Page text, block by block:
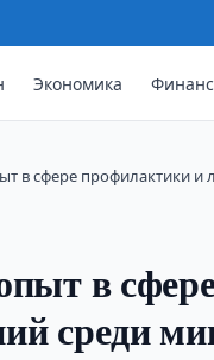
Экономика
в сфере профилактики и
в
среди